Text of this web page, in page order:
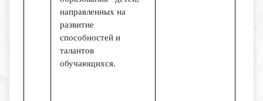
направленных на
развитие
способностей и
талантов
обучающихся.